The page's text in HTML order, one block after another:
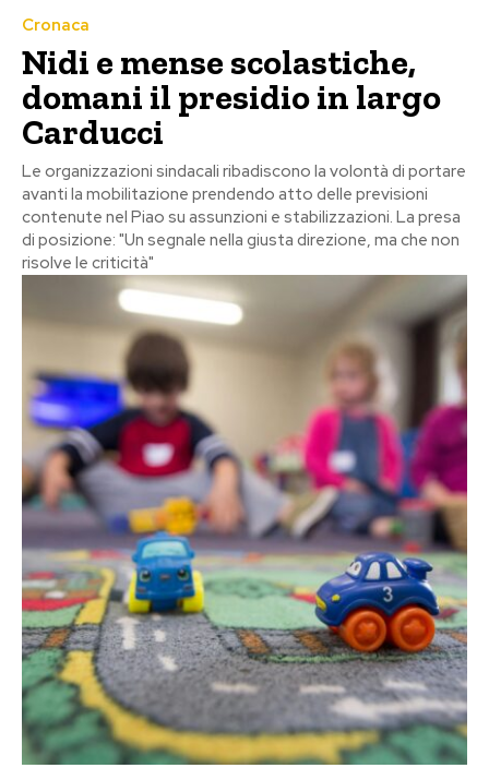
Cronaca
Nidi e mense scolastiche,
domani il presidio in largo
Carducci
Le organizzazioni sindacali ribadiscono la volontà di portare
avanti la mobilitazione prendendo atto delle previsioni
contenute nel Piao su assunzioni e stabilizzazioni. La presa
di posizione: "Un segnale nella giusta direzione, ma che non
risolve le criticità"